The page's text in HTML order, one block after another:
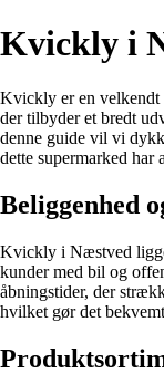
Kvickly i
Kvickly er en velkendt
der tilbyder et bredt
denne guide vil vi
dette supermarked har
Beliggenhed
Kvickly i Næstved
kunder med bil og
åbningstider, der
hvilket gør det